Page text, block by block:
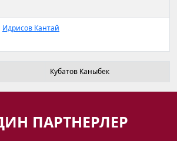
Идрисов Кантай
Кубатов Каныбек
ПАРТНЕРЛЕР